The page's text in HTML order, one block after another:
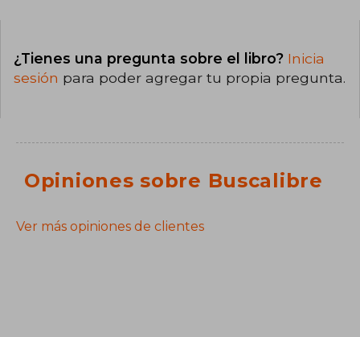
¿Tienes una pregunta sobre el libro? Inicia
sesión para poder agregar tu propia pregunta.
Opiniones sobre Buscalibre
Ver más opiniones de clientes